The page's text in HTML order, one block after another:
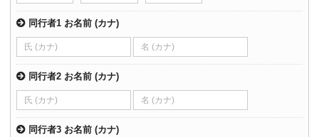
同行者1 お名前 (カナ)
同行者2 お名前 (カナ)
同行者3 お名前 (カナ)